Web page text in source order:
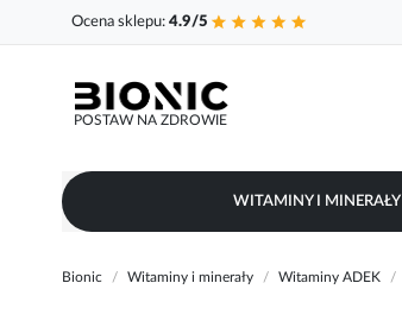
Ocena sklepu: 4.9/5
POSTAW NA ZDROWIE
WITAMINY I MINERAŁY
Bionic Witaminy i minerały Witaminy ADEK